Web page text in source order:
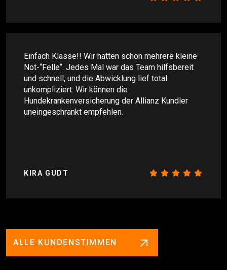
Einfach Klasse!! Wir hatten schon mehrere kleine
Not-“Felle“. Jedes Mal war das Team hilfsbereit
und schnell, und die Abwicklung lief total
unkompliziert. Wir können die
Hundekrankenversicherung der Allianz Kundler
uneingeschränkt empfehlen.
KIRA GUDT
ALLE KUNDENSTIMMEN